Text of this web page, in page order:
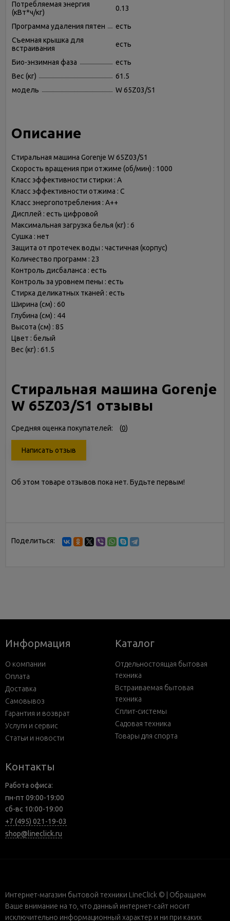
Потребляемая энергия
(кВт*ч/кг)
0.13
Программа удаления пятен
есть
Съемная крышка для
встраивания
есть
Био-энзимная фаза
есть
Вес (кг)
61.5
модель
W 65Z03/S1
Описание
Стиральная машина Gorenje W 65Z03/S1
Скорость вращения при отжиме (об/мин) : 1000
Класс эффективности стирки : A
Класс эффективности отжима : C
Класс энергопотребления : A++
Дисплей : есть цифровой
Максимальная загрузка белья (кг) : 6
Сушка : нет
Защита от протечек воды : частичная (корпус)
Количество программ : 23
Контроль дисбаланса : есть
Контроль за уровнем пены : есть
Стирка деликатных тканей : есть
Ширина (см) : 60
Глубина (см) : 44
Высота (см) : 85
Цвет : белый
Вес (кг) : 61.5
Стиральная машина Gorenje
W 65Z03/S1 отзывы
Средняя оценка покупателей: (0)
Написать отзыв
Об этом товаре отзывов пока нет. Будьте первым!
Поделиться:
Информация
О компании
Оплата
Доставка
Самовывоз
Гарантия и возврат
Услуги и сервис
Статьи и новости
Каталог
Отдельностоящая бытовая
техника
Встраиваемая бытовая
техника
Сплит-системы
Садовая техника
Товары для спорта
Контакты
Работа офиса:
пн-пт 09:00-19:00
сб-вс 10:00-19:00
+7 (495) 021-19-03
shop@lineclick.ru
Интернет-магазин бытовой техники LineClick © | Обращаем
Ваше внимание на то, что данный интернет-сайт носит
исключительно информационный характер и ни при каких